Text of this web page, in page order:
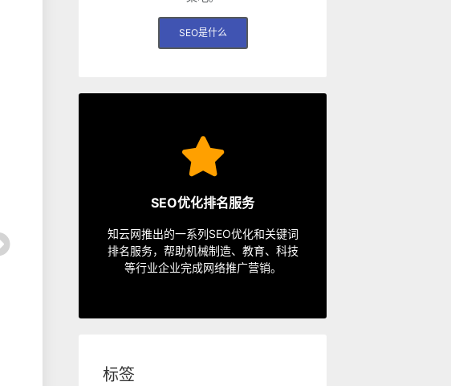
SEO是什么
SEO优化排名服务
知云网推出的一系列SEO优化和关键词
排名服务，帮助机械制造、教育、科技
等行业企业完成网络推广营销。
SEO服务中心
指定关键词优化、整站优化、SEO套
从容应对各种优化需求。
SEO服务
标签